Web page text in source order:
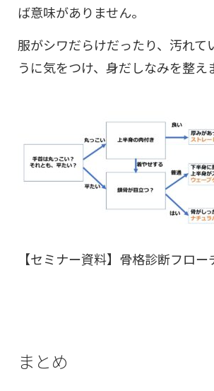
ば意味がありません。
服がシワだらけだったり、汚れて
うに気をつけ、身だしなみを整え
【セミナー資料】骨格診断フロー
まとめ